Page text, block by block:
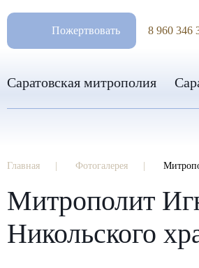
Пожертвовать 8 960 346
Саратовская митрополия
Главная Фотогалерея
Митрополит
Никольского